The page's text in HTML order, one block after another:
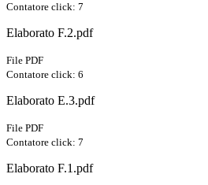
Contatore click: 7
Elaborato F.2.pdf
File PDF
Contatore click: 6
Elaborato E.3.pdf
File PDF
Contatore click: 7
Elaborato F.1.pdf